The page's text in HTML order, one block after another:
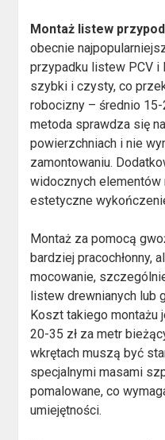
Montaż listew
obecnie
przypadku listew PCV i
szybki i czysty, co
robocizny – średnio 15-
metoda sprawdza się
powierzchniach i nie
zamontowaniu.
widocznych elementów
estetyczne
Montaż za pomocą
bardziej pracochłonny,
mocowanie,
listew drewnianych lub
Koszt takiego montażu
20-35 zł za metr
wkrętach muszą być
specjalnymi masami
pomalowane, co
umiejętności.